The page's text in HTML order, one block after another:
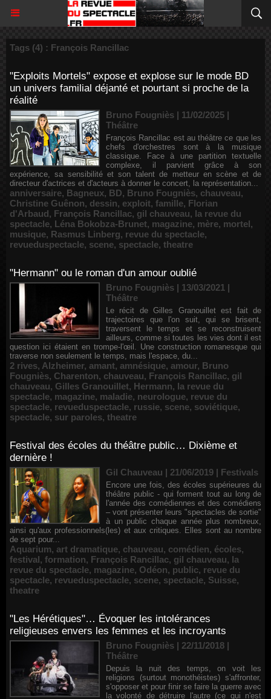
Tags (4) : François Rancillac
"Exploits Mortels" expose et explose sur le mode BD
un univers familial déjanté et pourtant si proche de la
réalité
Bruno Fougniès | 11/02/2025 |
Théâtre
François Rancillac est au théâtre ce que les
chefs d'orchestres sont à la musique
classique. Face à une partition textuelle
complexe, il parvient grâce à son
expérience, sa sensibilité et son talent de metteur en scène et de
directeur d'actrices et d'acteurs à donner le concert, la représentation...
anniversaire, Bagneux, BD, Bruno Fougniès, chauveau,
Christine Guênon, dessin, exploit, famille, Florian
d'Arbaud, François Rancillac, gil chauveau, la revue du
spectacle, Léna Bokobza-Brunet, magazine, mère, mortel,
musique, Rasmus Linberg, revue du spectacle,
revueduspectacle, scene, spectacle, theatre
"Hermann" ou le roman d'un amour oublié
Bruno Fougniès | 13/03/2021 |
Théâtre
Le récit de Gilles Granouillet est fait de
trajectoires que l'on suit, qui se brisent,
traversent le temps et se reconstruisent
ailleurs, comme si toutes les vies dont il est
question ici étaient en trompe-l'œil. Une construction romanesque qui
traverse non seulement le temps, mais l'espace, du...
2 rives, Alzheimer, amant, amnésique, amour, Bruno
Fougniès, Charenton, chauveau, François Rancillac, gil
chauveau, Gilles Granouillet, Hermann, la revue du
spectacle, magazine, maladie, neurologue, revue du
spectacle, revueduspectacle, russie, scene, soviétique,
spectacle, sur paroles, theatre
Festival des écoles du théâtre public… Dixième et
dernière !
Gil Chauveau | 21/06/2019 | Festivals
Encore une fois, des écoles supérieures du
théâtre public - qui forment tout au long de
l'année des comédiennes et des comédiens
– vont présenter leurs "spectacles de sortie"
à un public chaque année plus nombreux,
ainsi qu'aux professionnels(les) et aux critiques. Elles sont au nombre
de sept pour...
Aquarium, art dramatique, chauveau, comédien, écoles,
festival, formation, François Rancillac, gil chauveau, la
revue du spectacle, magazine, Odéon, public, revue du
spectacle, revueduspectacle, scene, spectacle, Suisse,
theatre
"Les Hérétiques"… Évoquer les intolérances
religieuses envers les femmes et les incroyants
Bruno Fougniès | 22/11/2018 |
Théâtre
Depuis la nuit des temps, on voit les
religions (surtout monothéistes) s'affronter,
s'opposer et pour finir se faire la guerre avec
la volonté de détruire l'autre (ce qui n'est